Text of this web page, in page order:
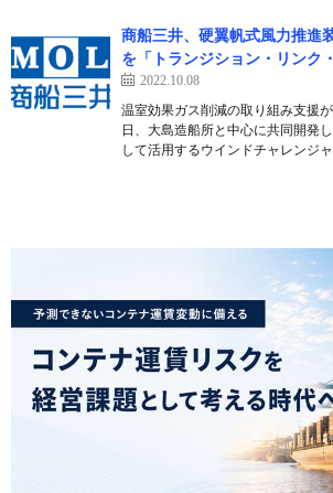
商船三井、硬翼帆式風力推進
を「トランジション・リンク
2022.10.08
温室効果ガス削減の取り組み支援
日、大島造船所と中心に共同開発
して活用するウインドチャレンジ